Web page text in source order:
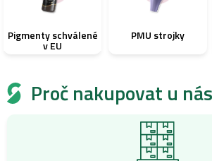
Pigmenty schválené
v EU
PMU strojky
Proč nakupovat u